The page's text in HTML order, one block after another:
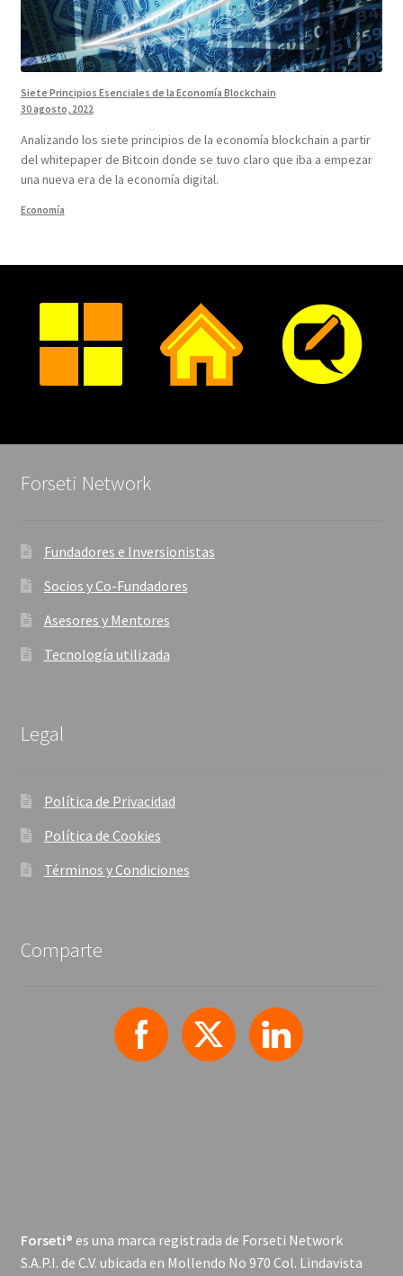
Siete Principios Esenciales de la Economía Blockchain
30 agosto, 2022
Analizando los siete principios de la economía blockchain a partir
del whitepaper de Bitcoin donde se tuvo claro que iba a empezar
una nueva era de la economía digital.
Economía
Forseti Network
Fundadores e Inversionistas
Socios y Co-Fundadores
Asesores y Mentores
Tecnología utilizada
Legal
Política de Privacidad
Política de Cookies
Términos y Condiciones
Comparte
Forseti® es una marca registrada de Forseti Network
S.A.P.I. de C.V. ubicada en Mollendo No 970 Col. Lindavista